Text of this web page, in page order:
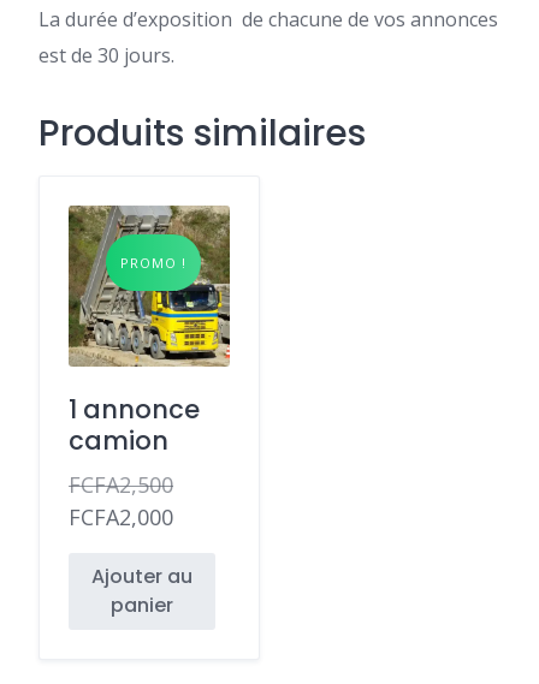
La durée d’exposition de chacune de vos annonces
est de 30 jours.
Produits similaires
PROMO !
1 annonce
camion
FCFA2,500
Le
initial
était :
FCFA2,000
prix
actuel
Ajouter au
panier